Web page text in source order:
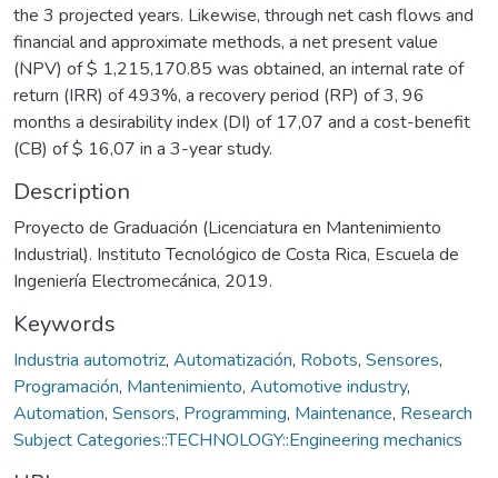
the 3 projected years. Likewise, through net cash flows and
financial and approximate methods, a net present value
(NPV) of $ 1,215,170.85 was obtained, an internal rate of
return (IRR) of 493%, a recovery period (RP) of 3, 96
months a desirability index (DI) of 17,07 and a cost-benefit
(CB) of $ 16,07 in a 3-year study.
Description
Proyecto de Graduación (Licenciatura en Mantenimiento
Industrial). Instituto Tecnológico de Costa Rica, Escuela de
Ingeniería Electromecánica, 2019.
Keywords
Industria automotriz, Automatización, Robots, Sensores,
Programación, Mantenimiento, Automotive industry,
Automation, Sensors, Programming, Maintenance, Research
Subject Categories::TECHNOLOGY::Engineering mechanics